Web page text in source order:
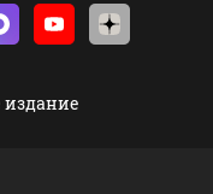
издание